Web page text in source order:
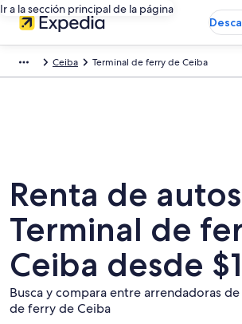
Ir a la sección principal de la página
Ceiba Terminal de ferry de Ceiba
Renta de
Terminal de
Ceiba desde
Busca y compara entre arrendadoras
de ferry de Ceiba